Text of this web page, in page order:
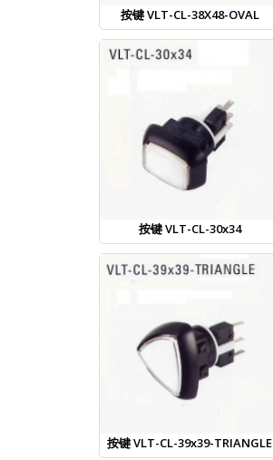
按键 VLT-CL-38X48-OVAL
按键 VLT-CL-30x34
按键 VLT-CL-39x39-TRIANGLE